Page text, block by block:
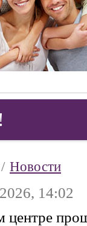
/ Новости
14:02